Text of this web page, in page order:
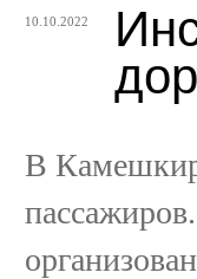
10.10.2022
В